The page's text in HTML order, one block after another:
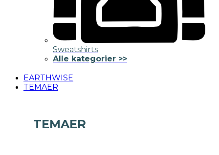
Sweatshirts
Alle kategorier >>
EARTHWISE
TEMAER
TEMAER